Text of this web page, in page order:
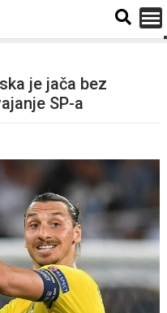
je jača bez
SP-a